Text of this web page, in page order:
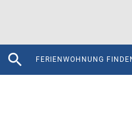
FERIENWOHNUNG